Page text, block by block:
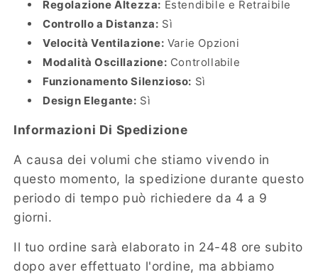
Regolazione Altezza: Estendibile e Retraibile
Controllo a Distanza: Sì
Velocità Ventilazione: Varie Opzioni
Modalità Oscillazione: Controllabile
Funzionamento Silenzioso: Sì
Design Elegante: Sì
Informazioni Di Spedizione
A causa dei volumi che stiamo vivendo in
questo momento, la spedizione durante questo
periodo di tempo può richiedere da 4 a 9
giorni.
Il tuo ordine sarà elaborato in 24-48 ore subito
dopo aver effettuato l'ordine, ma abbiamo